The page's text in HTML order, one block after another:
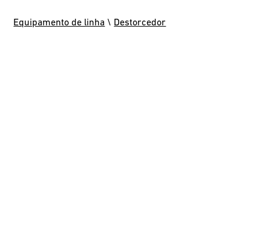
Equipamento de linha \ Destorcedor